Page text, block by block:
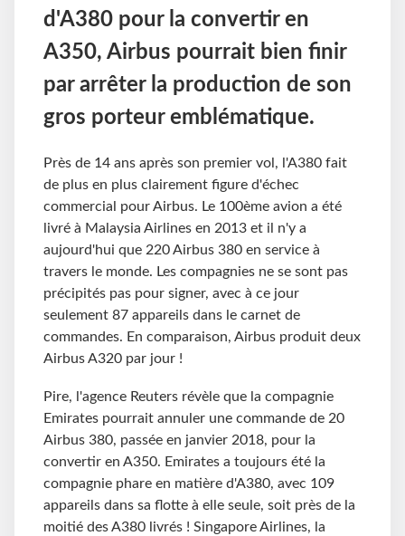
d'A380 pour la convertir en
A350, Airbus pourrait bien finir
par arrêter la production de son
gros porteur emblématique.
Près de 14 ans après son premier vol, l'A380 fait
de plus en plus clairement figure d'échec
commercial pour Airbus. Le 100ème avion a été
livré à Malaysia Airlines en 2013 et il n'y a
aujourd'hui que 220 Airbus 380 en service à
travers le monde. Les compagnies ne se sont pas
précipités pas pour signer, avec à ce jour
seulement 87 appareils dans le carnet de
commandes. En comparaison, Airbus produit deux
Airbus A320 par jour !
Pire, l'agence Reuters révèle que la compagnie
Emirates pourrait annuler une commande de 20
Airbus 380, passée en janvier 2018, pour la
convertir en A350. Emirates a toujours été la
compagnie phare en matière d'A380, avec 109
appareils dans sa flotte à elle seule, soit près de la
moitié des A380 livrés ! Singapore Airlines, la